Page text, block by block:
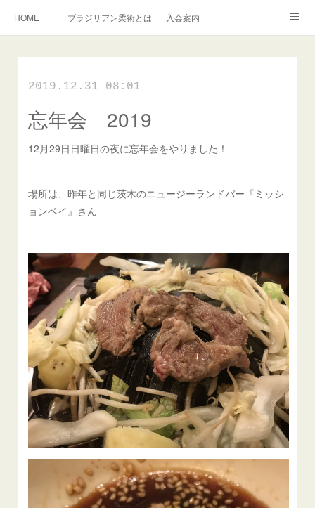
HOME ブラジリアン柔術とは 入会案内
English Information 過去の写真集
アメブロ 旧ブログ Instagram
2019.12.31 08:01
忘年会 2019
12月29日日曜日の夜に忘年会をやりました！
場所は、昨年と同じ茨木のニュージーランドバー『ミッシ
ョンベイ』さん